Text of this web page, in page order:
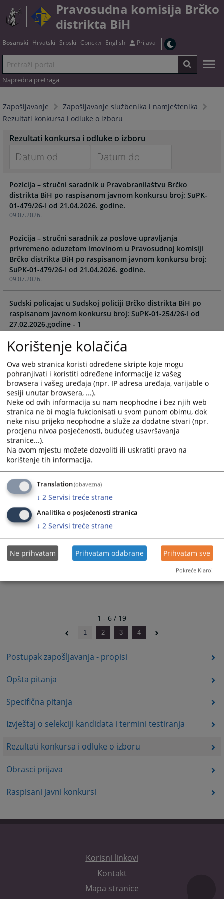
Pravosudna komisija Brčko
distrikta BiH
Bosanski Hrvatski Srpski Српски English Prijava
Napredna pretraga
Zapošljavanje
Zapošljavanje službenika i namještenika
Rezultati konkursa i odluke o izboru
Postupak zapošljavanja - propisi
Opšta pitanja
Specifična pitanja
Izvještaj o selekciji kandidata i termini testiranja
Rezultati konkursa i odluke o izboru
Obrasci prijava
Raspisani javni konkursi
Rezultati konkursa i odluke o izboru
forward
to
interact
with
the
calendar
and
select
a
date.
the
question
mark
key
to
get
the
keyboard
shortcuts
for
changing
dates.
forward
to
interact
the
calendar
and
select
a
the
question
mark
key
to
get
the
keyboard
shortcuts
for
changing
dates.
09.07.2026.
Pozicija – stručni saradnik u Pravobranilaštvu Brčko
distrikta BiH po raspisanom javnom konkursu broj: SuPK-
01-479/26-I od 21.04.2026. godine.
09.07.2026.
Pozicija – stručni saradnik za poslove upravljanja
privremeno oduzetom imovinom u Pravosudnoj komisiji
Brčko distrikta BiH po raspisanom javnom konkursu broj:
SuPK-01-479/26-I od 21.04.2026. godine.
13.05.2026.
Sudski policajac u Sudskoj policiji Brčko distrikta BiH po
raspisanom javnom konkursu broj: SuPK-01-254/26-I od
27.02.2026.godine - 1
13.05.2026.
Sudski policajac u Sudskoj policiji Brčko distrikta BiH po
raspisanom javnom konkursu broj: SuPK-01-254/26-I od
27.02.2026.godine - 2
13.05.2026.
Sudski policajac u Sudskoj policiji Brčko distrikta BiH po
raspisanom javnom konkursu broj: SuPK-01-254/26-I od
27.02.2026.godine - 3
13.05.2026.
Sudski policajac u Sudskoj policiji Brčko distrikta BiH po
raspisanom javnom konkursu broj: SuPK-01-254/26-I od
27.02.2026.godine - 4
1 - 6 / 19
1 2 3 4
Korisni linkovi
Kontakt
Mapa stranice
Korištenje kolačića
Ova web stranica koristi određene skripte koje mogu
pohranjivati i koristiti određene informacije iz vašeg
browsera i vašeg uređaja (npr. IP adresa uređaja, varijable o
sesiji unutar browsera, ...).
Neke od ovih informacija su nam neophodne i bez njih web
stranica ne bi mogla fukcionisati u svom punom obimu, dok
neke nisu prijeko neophodne a služe za dodatne stvari (npr.
procjenu nivoa posjećenosti, budućeg usavršavanja
stranice...).
Na ovom mjestu možete dozvoliti ili uskratiti pravo na
korištenje tih informacija.
Translation(obavezna)
↓ 2 Servisi treće strane
Analitika o posjećenosti stranica
↓ 2 Servisi treće strane
Ne prihvatam Prihvatam odabrane Prihvatam sve
Pokreće Klaro!